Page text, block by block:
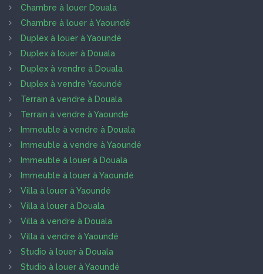
Chambre à louer Douala
Chambre à louer à Yaoundé
Duplex à louer à Yaoundé
Duplex à louer à Douala
Duplex à vendre à Douala
Duplex à vendre Yaoundé
Terrain à vendre à Douala
Terrain à vendre à Yaoundé
Immeuble à vendre à Douala
Immeuble à vendre à Yaoundé
Immeuble à louer à Douala
Immeuble à louer à Yaoundé
Villa à louer à Yaoundé
Villa à louer à Douala
Villa à vendre à Douala
Villa à vendre à Yaoundé
Studio à louer à Douala
Studio à louer à Yaoundé